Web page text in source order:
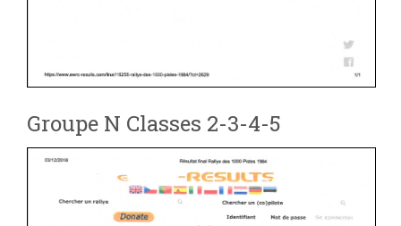
Groupe N Classes 2-3-4-5